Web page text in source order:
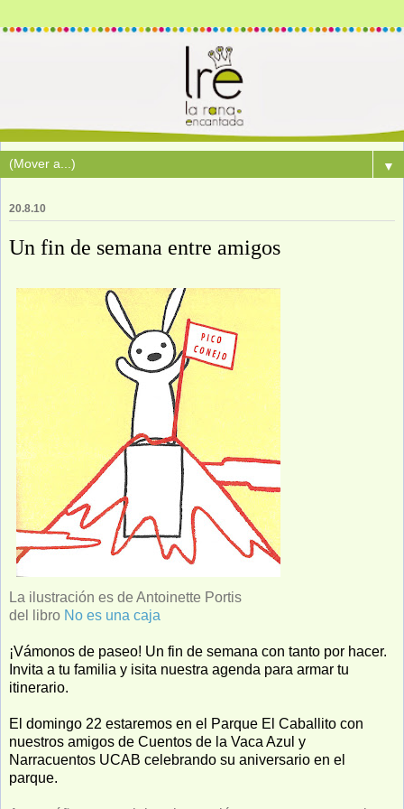
▼
20.8.10
Un fin de semana entre amigos
La ilustración es de Antoinette Portis
del libro No es una caja
¡Vámonos de paseo! Un fin de semana con tanto por hacer.
Invita a tu familia y isita nuestra agenda para armar tu
itinerario.
El domingo 22 estaremos en el Parque El Caballito con
nuestros amigos de Cuentos de la Vaca Azul y
Narracuentos UCAB celebrando su aniversario en el
parque.